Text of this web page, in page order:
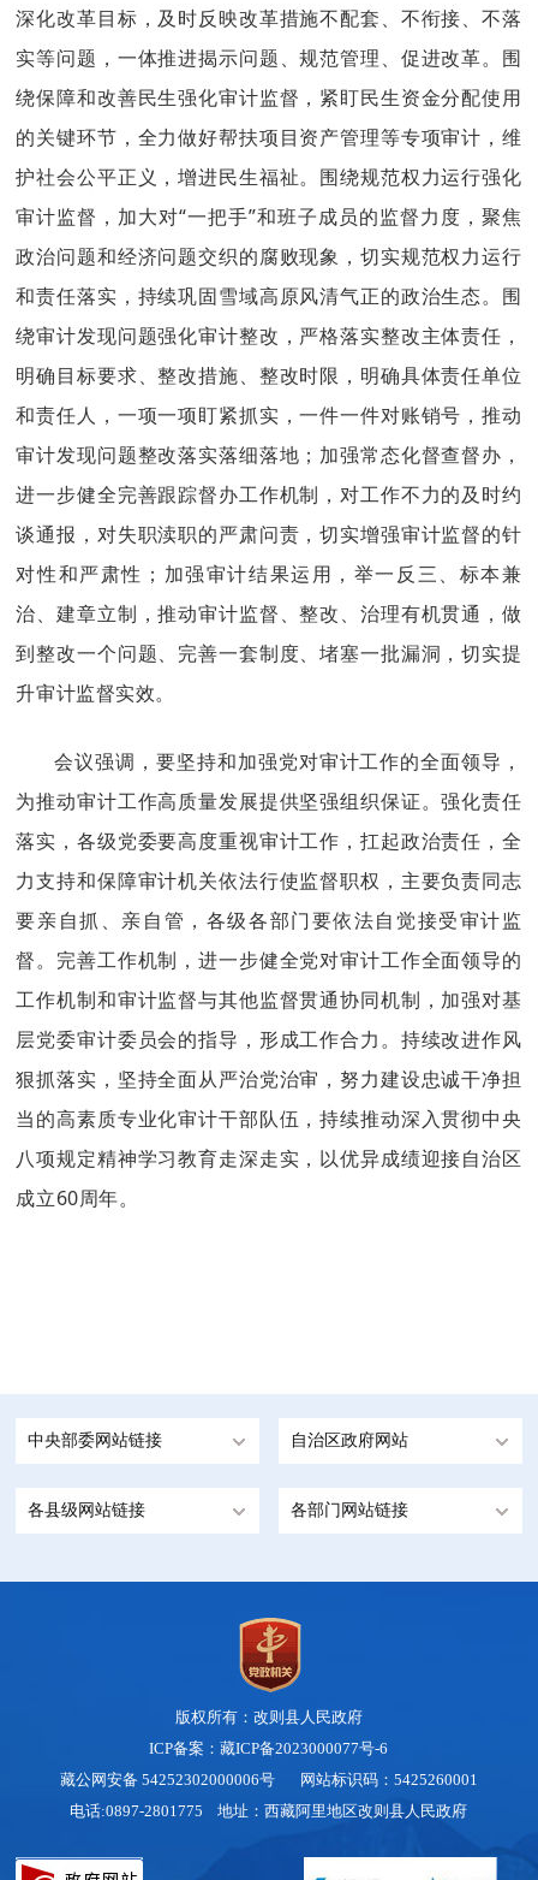
深化改革目标，及时反映改革措施不配套、不衔接、不落
实等问题，一体推进揭示问题、规范管理、促进改革。围
绕保障和改善民生强化审计监督，紧盯民生资金分配使用
的关键环节，全力做好帮扶项目资产管理等专项审计，维
护社会公平正义，增进民生福祉。围绕规范权力运行强化
审计监督，加大对“一把手”和班子成员的监督力度，聚焦
政治问题和经济问题交织的腐败现象， 切实规范权力运行
和责任落实，持续巩固雪域高原风清气正的政治生态。围
绕审计发现问题强化审计整改，严格落实整改主体责任，
明确目标要求、整改措施、整改时限，明确具体责任单位
和责任人，一项一项盯紧抓实，一件一件对账销号，推动
审计发现问题整改落实落细落地；加强常态化督查督办，
进一步健全完善跟踪督办工作机制，对工作不力的及时约
谈通报，对失职渎职的严肃问责，切实增强审计监督的针
对性和严肃性；加强审计结果运用，举一反三、标本兼
治、建章立制，推动审计监督、整改、治理有机贯通，做
到整改一个问题、完善一套制度、堵塞一批漏洞，切实提
升审计监督实效。
会议强调，要坚持和加强党对审计工作的全面领导，
为推动审计工作高质量发展提供坚强组织保证。强化责任
落实，各级党委要高度重视审计工作，扛起政治责任，全
力支持和保障审计机关依法行使监督职权，主要负责同志
要亲自抓、亲自管，各级各部门要依法自觉接受审计监
督。完善工作机制，进一步健全党对审计工作全面领导的
工作机制和审计监督与其他监督贯通协同机制，加强对基
层党委审计委员会的指导，形成工作合力。持续改进作风
狠抓落实，坚持全面从严治党治审 ，努力建设忠诚干净担
当的高素质专业化审计干部队伍，持续推动深入贯彻中央
八项规定精神学习教育走深走实，以优异成绩迎接自治区
成立60周年。
中央部委网站链接 自治区政府网站
各县级网站链接 各部门网站链接
版权所有：改则县人民政府
ICP备案：藏ICP备2023000077号-6
藏公网安备 54252302000006号网站标识码：5425260001
电话:0897-2801775 地址：西藏阿里地区改则县人民政府